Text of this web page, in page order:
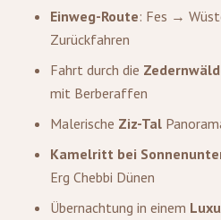
Einweg-Route: Fes →
Zurückfahren
Fahrt durch die
mit Berberaffen
Malerische Ziz-Tal
Kamelritt bei
Erg Chebbi Dünen
Übernachtung in einem